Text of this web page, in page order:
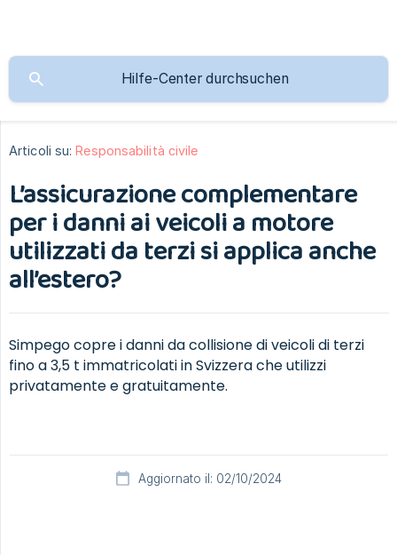
Articoli su: Responsabilità civile
L’assicurazione complementare
per i danni ai veicoli a motore
utilizzati da terzi si applica anche
all’estero?
Simpego copre i danni da collisione di veicoli di terzi
fino a 3,5 t immatricolati in Svizzera che utilizzi
privatamente e gratuitamente.
Aggiornato il: 02/10/2024